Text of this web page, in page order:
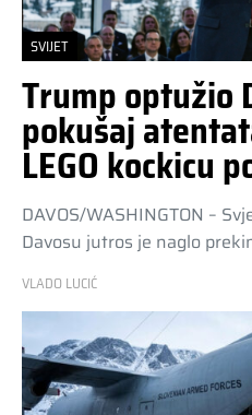
SVIJET
Trump optužio
pokušaj
LEGO kockicu
DAVOS/WASHINGTON –
Davosu jutros je naglo
VLADO LUCIĆ